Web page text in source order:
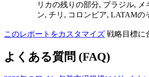
リカの残りの部分, ブラジル, メ
ン, チリ, コロンビア, LATAMの
このレポートをカスタマイズ 戦略目標に
よくある質問 (FAQ)